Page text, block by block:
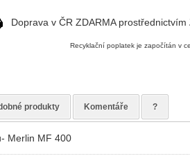
Doprava v ČR ZDARMA prostřednictvím
Recyklační poplatek je započítán v
produkty Komentáře ?
Merlin MF 400